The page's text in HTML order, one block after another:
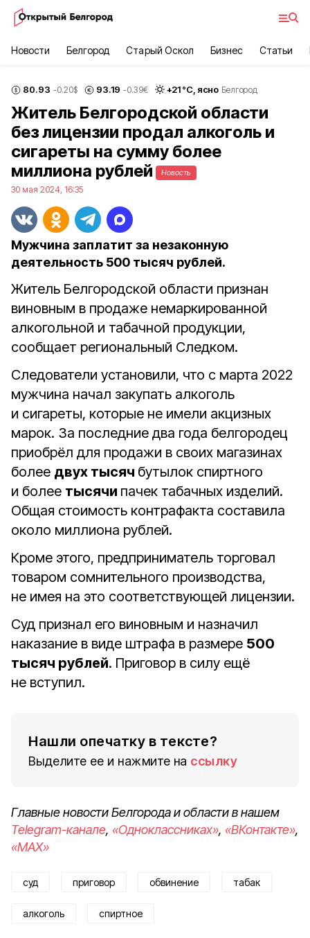
Новости Белгород Старый Оскол Бизнес Статьи
80.93 -0.20$ 93.19 -0.39€ +21°С, ясно Белгород
Житель Белгородской области
без лицензии продал алкоголь и
сигареты на сумму более
миллиона рублей
Новость
30 мая 2024, 16:35
Мужчина заплатит за незаконную
деятельность 500 тысяч рублей.
Житель Белгородской области признан
виновным в продаже немаркированной
алкогольной и табачной продукции,
сообщает региональный Следком.
Следователи установили, что с марта 2022
мужчина начал закупать алкоголь
и сигареты, которые не имели акцизных
марок. За последние два года белгородец
приобрёл для продажи в своих магазинах
более двух тысяч бутылок спиртного
и более тысячи пачек табачных изделий.
Общая стоимость контрафакта составила
около миллиона рублей.
Кроме этого, предприниматель торговал
товаром сомнительного производства,
не имея на это соответствующей лицензии.
Суд признал его виновным и назначил
наказание в виде штрафа в размере 500
тысяч рублей. Приговор в силу ещё
не вступил.
Нашли опечатку в тексте?
Выделите ее и нажмите на ссылку
Главные новости Белгорода и области в нашем
Telegram-канале, «Одноклассниках», «ВКонтакте»,
«MAX»
суд приговор обвинение табак
алкоголь спиртное